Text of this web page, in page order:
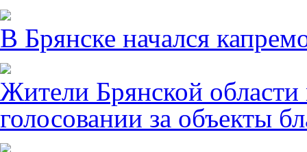
В Брянске начался
Жители Брянской области
голосовании за объекты